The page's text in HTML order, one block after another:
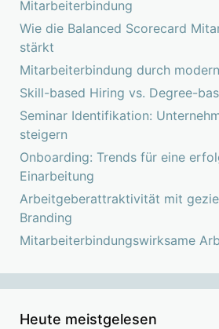
Mitarbeiterbindung
Wie die Balanced Scorecard
stärkt
Mitarbeiterbindung durch
Skill-based Hiring vs. Degree-
Seminar Identifikation:
steigern
Onboarding: Trends für eine
Einarbeitung
Arbeitgeberattraktivität mit
Branding
Mitarbeiterbindungswirksame
Heute meistgelesen